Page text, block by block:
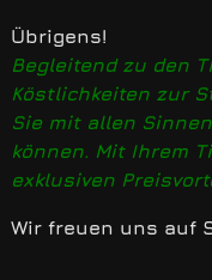
Übrigens!
Begleitend zu den
Köstlichkeiten zur
Sie mit allen
können. Mit Ihrem
exklusiven
Wir freuen uns auf